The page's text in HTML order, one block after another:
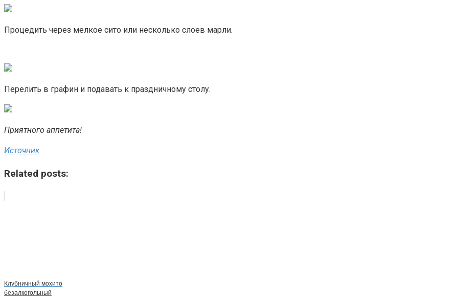
Процедить через мелкое сито или несколько слоев марли.
Перелить в графин и подавать к праздничному столу.
Приятного аппетита!
Источник
Related posts:
Клубничный мохито
безалкогольный